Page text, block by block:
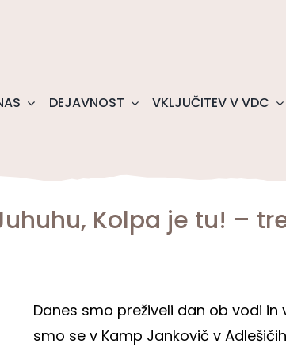
DEJAVNOST VKLJUČITEV V VDC
Kolpa je tu! –
Danes smo preživeli dan ob vodi
smo se v Kamp Jankovič v